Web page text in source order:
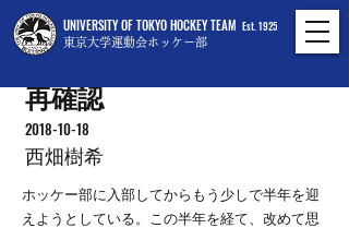
UNIVERSITY OF TOKYO HOCKEY TEAM
東京大学運動会ホッケー部
Est. 1925
再確認
2018-10-18
西畑樹希
ホッケー部に入部してからもう少しで半年を迎
えようとしている。この半年を経て、改めて思